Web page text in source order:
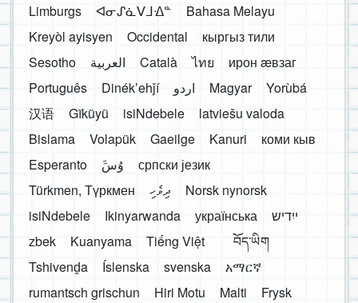
Limburgs
ᐊᓂᔑᓈᐯᒧᐎᓐ
Bahasa Melayu
Kreyòl ayisyen
Occidental
кыргыз тили
Sesotho
العربية Català ไทย
ирон æвзаг
Português
Dinékʼehǰí اردو Magyar
Yorùbá
汉语
Gĩkũyũ isiNdebele
latviešu valoda
Bislama
Volapük Gaeilge Kanuri
коми кыв
Esperanto
َوُسَ
српски језик
Türkmen, Түркмен
ދިވެހި
Norsk nynorsk
isiNdebele
Ikinyarwanda українська
ייִדיש
zbek
Kuanyama Tiếng Việt
བོད་ཡིག
Tshivenḓa
Íslenska svenska
አማርኛ
rumantsch grischun
Hiri Motu Malti Frysk